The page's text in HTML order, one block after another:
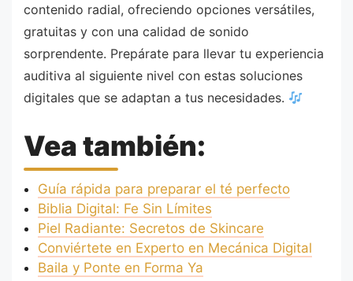
contenido radial, ofreciendo opciones versátiles,
gratuitas y con una calidad de sonido
sorprendente. Prepárate para llevar tu experiencia
auditiva al siguiente nivel con estas soluciones
digitales que se adaptan a tus necesidades.
Vea también:
Guía rápida para preparar el té perfecto
Biblia Digital: Fe Sin Límites
Piel Radiante: Secretos de Skincare
Conviértete en Experto en Mecánica Digital
Baila y Ponte en Forma Ya